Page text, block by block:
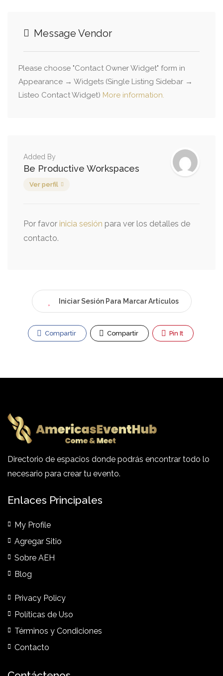
Message Vendor
Please choose "Contact Owner Widget" form in
Appearance → Widgets (Single Listing Sidebar →
Listeo Contact Widget) More information.
Added By
Be Productive Workspaces
Ver perfil
Por favor inicia sesión para ver los detalles de
contacto.
Iniciar Sesión Para Marcar Artículos
Compartir Compartir Pin It
Directorio de espacios donde podrás encontrar todo lo
necesario para crear tu evento.
Enlaces Principales
My Profile
Agregar Sitio
Sobre AEH
Blog
Privacy Policy
Políticas de Uso
Términos y Condiciones
Contacto